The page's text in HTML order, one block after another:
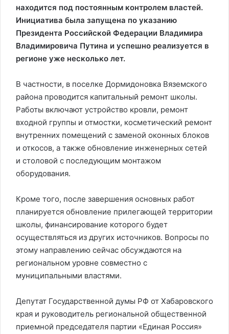
находится под постоянным контролем властей.
Инициатива была запущена по указанию
Президента Российской Федерации Владимира
Владимировича Путина и успешно реализуется в
регионе уже несколько лет.
В частности, в поселке Дормидоновка Вяземского
района проводится капитальный ремонт школы.
Работы включают устройство кровли, ремонт
входной группы и отмостки, косметический ремонт
внутренних помещений с заменой оконных блоков
и откосов, а также обновление инженерных сетей
и столовой с последующим монтажом
оборудования.
Кроме того, после завершения основных работ
планируется обновление прилегающей территории
школы, финансирование которого будет
осуществляться из других источников. Вопросы по
этому направлению сейчас обсуждаются на
региональном уровне совместно с
муниципальными властями.
Депутат Государственной думы РФ от Хабаровского
края и руководитель региональной общественной
приемной председателя партии «Единая Россия»